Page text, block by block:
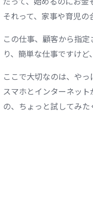
それって、家事や育児の
この仕事、顧客から指
り、簡単な仕事ですけど
ここで大切なのは、やっ
スマホとインターネッ
の、ちょっと試してみた